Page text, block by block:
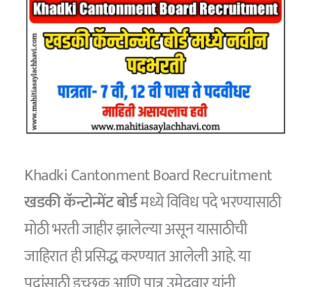
Khadki Cantonment Board Recruitment
खडकी कॅन्टोन्मेंट बोर्डमध्ये विविध पदे भरण्यासाठी
मोठी भरती जाहीर झालेल्या असून यासाठीची
जाहिरात ही प्रसिद्ध करण्यात आलेली आहे. या